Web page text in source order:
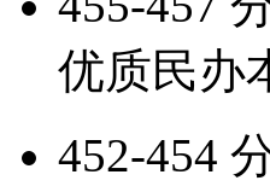
优质民办
452-454